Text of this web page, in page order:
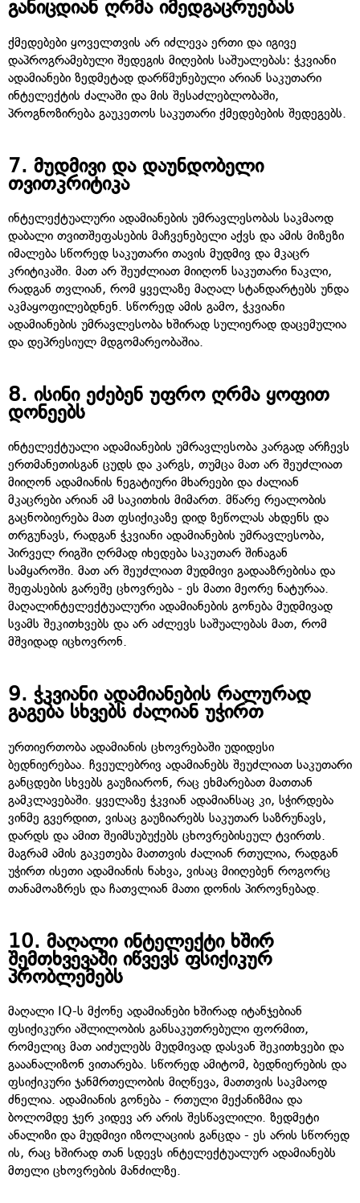
განიცდიან ღრმა იმედგაცრუებას
ქმედებები ყოველთვის არ იძლევა ერთი და იგივე
დაპროგრამებული შედეგის მიღების საშუალებას: ჭკვიანი
ადამიანები ზედმეტად დარწმუნებული არიან საკუთარი
ინტელექტის ძალაში და მის შესაძლებლობაში,
პროგნოზირება გაუკეთოს საკუთარი ქმედებების შედეგებს.
7. მუდმივი და დაუნდობელი
თვითკრიტიკა
ინტელექტუალური ადამიანების უმრავლესობას საკმაოდ
დაბალი თვითშეფასების მაჩვენებელი აქვს და ამის მიზეზი
იმალება სწორედ საკუთარი თავის მუდმივ და მკაცრ
კრიტიკაში. მათ არ შეუძლიათ მიიღონ საკუთარი ნაკლი,
რადგან თვლიან, რომ ყველაზე მაღალ სტანდარტებს უნდა
აკმაყოფილებდნენ. სწორედ ამის გამო, ჭკვიანი
ადამიანების უმრავლესობა ხშირად სულიერად დაცემულია
და დეპრესიულ მდგომარეობაშია.
8. ისინი ეძებენ უფრო ღრმა ყოფით
დონეებს
ინტელექტუალი ადამიანების უმრავლესობა კარგად არჩევს
ერთმანეთისგან ცუდს და კარგს, თუმცა მათ არ შეუძლიათ
მიიღონ ადამიანის ნეგატიური მხარეები და ძალიან
მკაცრები არიან ამ საკითხის მიმართ. მწარე რეალობის
გაცნობიერება მათ ფსიქიკაზე დიდ ზეწოლას ახდენს და
თრგუნავს, რადგან ჭკვიანი ადამიანების უმრავლესობა,
პირველ რიგში ღრმად იხედება საკუთარ შინაგან
სამყაროში. მათ არ შეუძლიათ მუდმივი გადააზრებისა და
შეფასების გარეშე ცხოვრება - ეს მათი მეორე ნატურაა.
მაღალინტელექტუალური ადამიანების გონება მუდმივად
სვამს შეკითხვებს და არ აძლევს საშუალებას მათ, რომ
მშვიდად იცხოვრონ.
9. ჭკვიანი ადამიანების რალურად
გაგება სხვებს ძალიან უჭირთ
ურთიერთობა ადამიანის ცხოვრებაში უდიდესი
ბედნიერებაა. ჩვეულებრივ ადამიანებს შეუძლიათ საკუთარი
განცდები სხვებს გაუზიარონ, რაც ეხმარებათ მათთან
გამკლავებაში. ყველაზე ჭკვიან ადამიანსაც კი, სჭირდება
ვინმე გვერდით, ვისაც გაუზიარებს საკუთარ საზრუნავს,
დარდს და ამით შეიმსუბუქებს ცხოვრებისეულ ტვირთს.
მაგრამ ამის გაკეთება მათთვის ძალიან რთულია, რადგან
უჭირთ ისეთი ადამიანის ნახვა, ვისაც მიიღებენ როგორც
თანამოაზრეს და ჩათვლიან მათი დონის პიროვნებად.
10. მაღალი ინტელექტი ხშირ
შემთხვევაში იწვევს ფსიქიკურ
პრობლემებს
მაღალი IQ-ს მქონე ადამიანები ხშირად იტანჯებიან
ფსიქიკური აშლილობის განსაკუთრებული ფორმით,
რომელიც მათ აიძულებს მუდმივად დასვან შეკითხვები და
გააანალიზონ ვითარება. სწორედ ამიტომ, ბედნიერების და
ფსიქიკური ჯანმრთელობის მიღწევა, მათთვის საკმაოდ
ძნელია. ადამიანის გონება - რთული მექანიზმია და
ბოლომდე ჯერ კიდევ არ არის შესწავლილი. ზედმეტი
ანალიზი და მუდმივი იზოლაციის განცდა - ეს არის სწორედ
ის, რაც ხშირად თან სდევს ინტელექტუალურ ადამიანებს
მთელი ცხოვრების მანძილზე.